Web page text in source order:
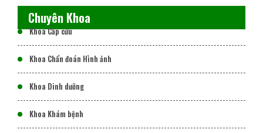
Chuyên Khoa
Khoa Cấp cứu
Khoa Chẩn đoán Hình ảnh
Khoa Dinh dưỡng
Khoa Khám bệnh